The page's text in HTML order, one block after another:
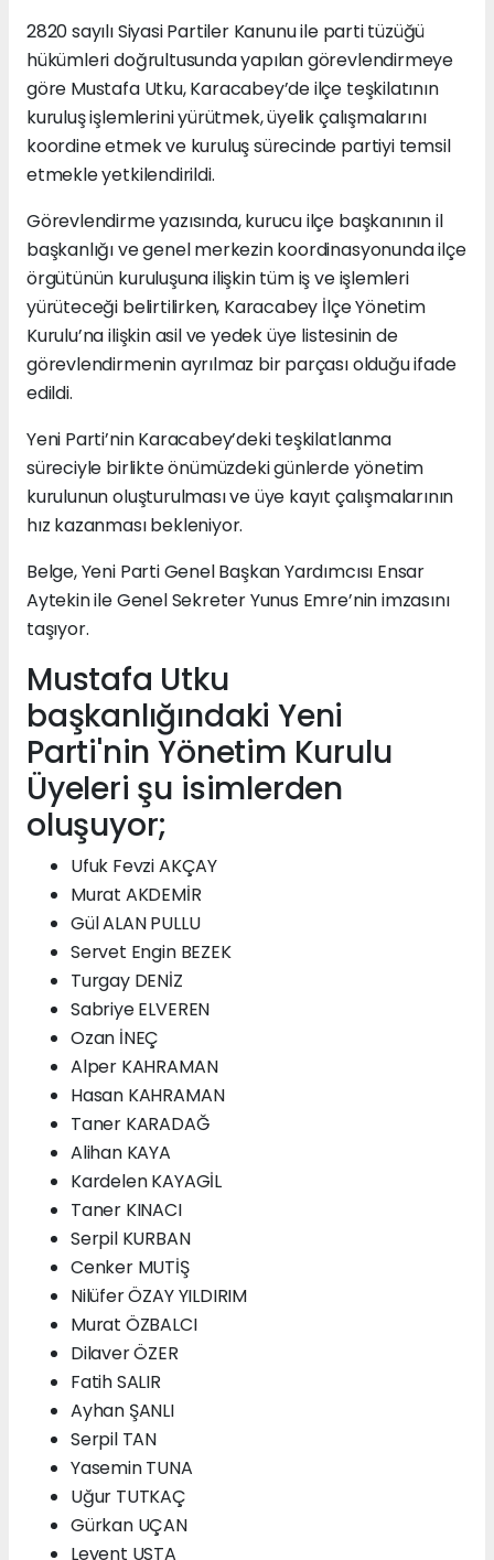
2820 sayılı Siyasi Partiler Kanunu ile parti tüzüğü
hükümleri doğrultusunda yapılan görevlendirmeye
göre Mustafa Utku, Karacabey’de ilçe teşkilatının
kuruluş işlemlerini yürütmek, üyelik çalışmalarını
koordine etmek ve kuruluş sürecinde partiyi temsil
etmekle yetkilendirildi.
Görevlendirme yazısında, kurucu ilçe başkanının il
başkanlığı ve genel merkezin koordinasyonunda ilçe
örgütünün kuruluşuna ilişkin tüm iş ve işlemleri
yürüteceği belirtilirken, Karacabey İlçe Yönetim
Kurulu’na ilişkin asil ve yedek üye listesinin de
görevlendirmenin ayrılmaz bir parçası olduğu ifade
edildi.
Yeni Parti’nin Karacabey’deki teşkilatlanma
süreciyle birlikte önümüzdeki günlerde yönetim
kurulunun oluşturulması ve üye kayıt çalışmalarının
hız kazanması bekleniyor.
Belge, Yeni Parti Genel Başkan Yardımcısı Ensar
Aytekin ile Genel Sekreter Yunus Emre’nin imzasını
taşıyor.
Mustafa Utku
başkanlığındaki Yeni
Parti'nin Yönetim Kurulu
Üyeleri şu isimlerden
oluşuyor;
Ufuk Fevzi AKÇAY
Murat AKDEMİR
Gül ALAN PULLU
Servet Engin BEZEK
Turgay DENİZ
Sabriye ELVEREN
Ozan İNEÇ
Alper KAHRAMAN
Hasan KAHRAMAN
Taner KARADAĞ
Alihan KAYA
Kardelen KAYAGİL
Taner KINACI
Serpil KURBAN
Cenker MUTİŞ
Nilüfer ÖZAY YILDIRIM
Murat ÖZBALCI
Dilaver ÖZER
Fatih SALIR
Ayhan ŞANLI
Serpil TAN
Yasemin TUNA
Uğur TUTKAÇ
Gürkan UÇAN
Levent USTA